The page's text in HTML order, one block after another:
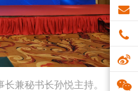
兼秘书长孙悦主持。